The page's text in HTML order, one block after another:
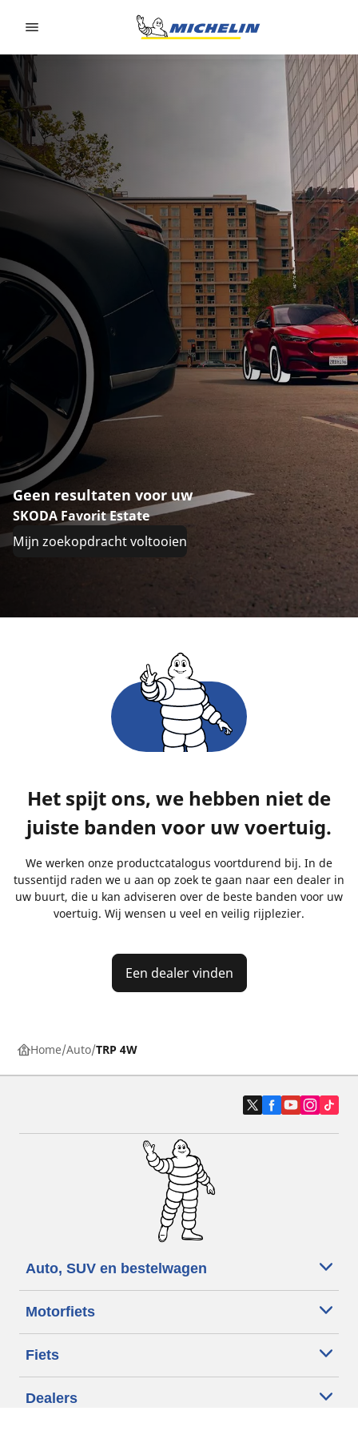
Geen resultaten voor uw
SKODA Favorit Estate
Mijn zoekopdracht voltooien
Het spijt ons, we hebben niet de
juiste banden voor uw voertuig.
We werken onze productcatalogus voortdurend bij. In de
tussentijd raden we u aan op zoek te gaan naar een dealer in
uw buurt, die u kan adviseren over de beste banden voor uw
voertuig. Wij wensen u veel en veilig rijplezier.
Een dealer vinden
Home Auto TRP 4W
Auto, SUV en bestelwagen
Motorfiets
Fiets
Dealers